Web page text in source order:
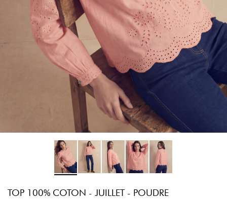
TOP 100% COTON - JUILLET - POUDRE